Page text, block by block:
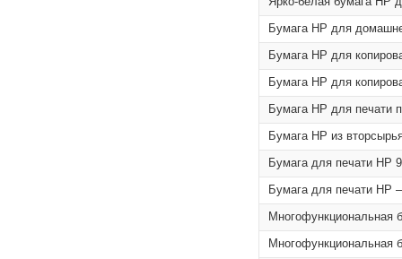
Бумага HP для
Бумага HP для
Бумага HP для
Бумага HP для печати
Бумага HP из
Бумага для печати HP
Бумага для печати HP
Многофункциональная
Многофункциональная